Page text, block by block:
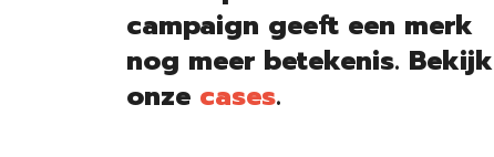
campaign geeft een merk
nog meer betekenis. Bekijk
onze cases.